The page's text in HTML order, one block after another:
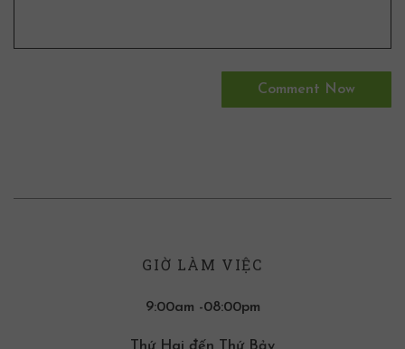
GIỜ LÀM VIỆC
9:00am -08:00pm